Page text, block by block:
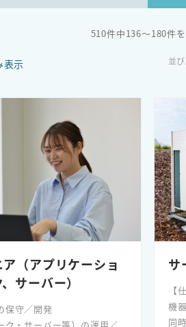
表示 並
（アプリケーショ
サーバー）
保守／開発
ク・サーバー等）の運用／
サ
【
機
同
510件中136〜180件